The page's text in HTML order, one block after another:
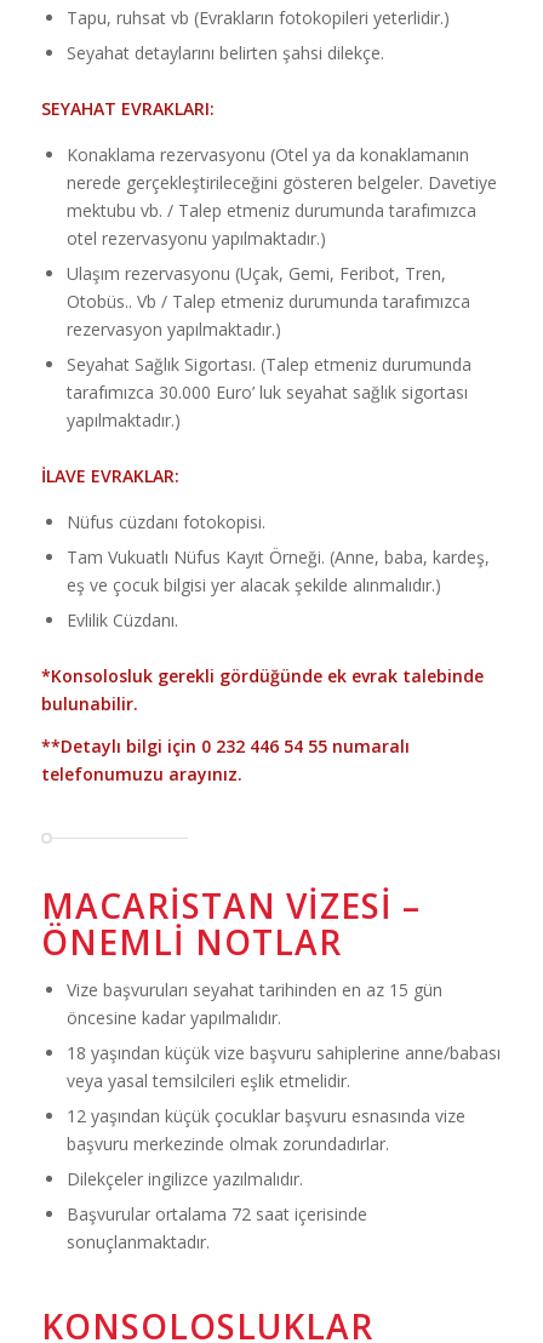
Tapu, ruhsat vb (Evrakların fotokopileri yeterlidir.)
Seyahat detaylarını belirten şahsi dilekçe.
SEYAHAT EVRAKLARI:
Konaklama rezervasyonu (Otel ya da konaklamanın
nerede gerçekleştirileceğini gösteren belgeler. Davetiye
mektubu vb. / Talep etmeniz durumunda tarafımızca
otel rezervasyonu yapılmaktadır.)
Ulaşım rezervasyonu (Uçak, Gemi, Feribot, Tren,
Otobüs.. Vb / Talep etmeniz durumunda tarafımızca
rezervasyon yapılmaktadır.)
Seyahat Sağlık Sigortası. (Talep etmeniz durumunda
tarafımızca 30.000 Euro’ luk seyahat sağlık sigortası
yapılmaktadır.)
İLAVE EVRAKLAR:
Nüfus cüzdanı fotokopisi.
Tam Vukuatlı Nüfus Kayıt Örneği. (Anne, baba, kardeş,
eş ve çocuk bilgisi yer alacak şekilde alınmalıdır.)
Evlilik Cüzdanı.
*Konsolosluk gerekli gördüğünde ek evrak talebinde
bulunabilir.
**Detaylı bilgi için 0 232 446 54 55numaralı
telefonumuzu arayınız.
MACARISTAN VIZESI –
ÖNEMLI NOTLAR
Vize başvuruları seyahat tarihinden en az 15 gün
öncesine kadar yapılmalıdır.
18 yaşından küçük vize başvuru sahiplerine anne/babası
veya yasal temsilcileri eşlik etmelidir.
12 yaşından küçük çocuklar başvuru esnasında vize
başvuru merkezinde olmak zorundadırlar.
Dilekçeler ingilizce yazılmalıdır.
Başvurular ortalama 72 saat içerisinde
sonuçlanmaktadır.
KONSOLOSLUKLAR